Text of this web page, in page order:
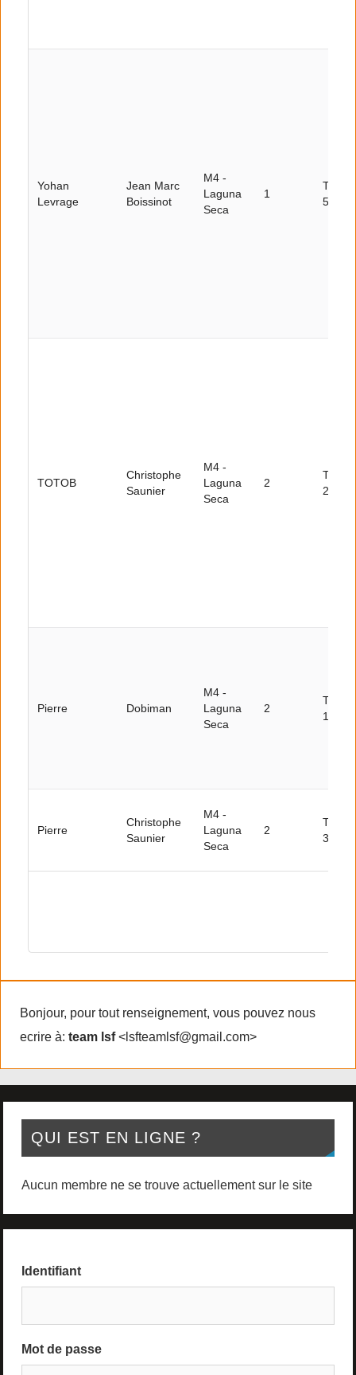
Yohan
Levrage
Jean Marc
Boissinot
M4 -
Laguna
Seca
1
Tour
51
TOTOB
Christophe
Saunier
M4 -
Laguna
Seca
2
Tour
26
Pierre Dobiman
M4 -
Laguna
Seca
2
Tour
11
Pierre
Christophe
Saunier
M4 -
Laguna
Seca
2
Tour
30
Bonjour, pour tout renseignement, vous pouvez nous
ecrire à:team lsf<lsfteamlsf@gmail.com>
QUI EST EN LIGNE ?
Aucun membre ne se trouve actuellement sur le site
Identifiant
Mot de passe